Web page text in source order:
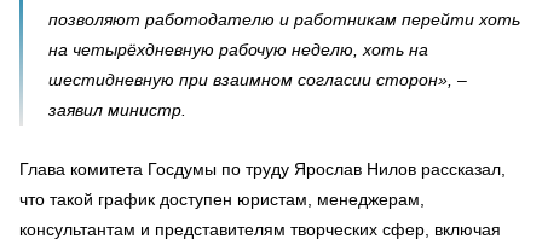
позволяют работодателю и работникам перейти хоть
на четырёхдневную рабочую неделю, хоть на
шестидневную при взаимном согласии сторон», –
заявил министр.
Глава комитета Госдумы по труду Ярослав Нилов рассказал,
что такой график доступен юристам, менеджерам,
консультантам и представителям творческих сфер, включая